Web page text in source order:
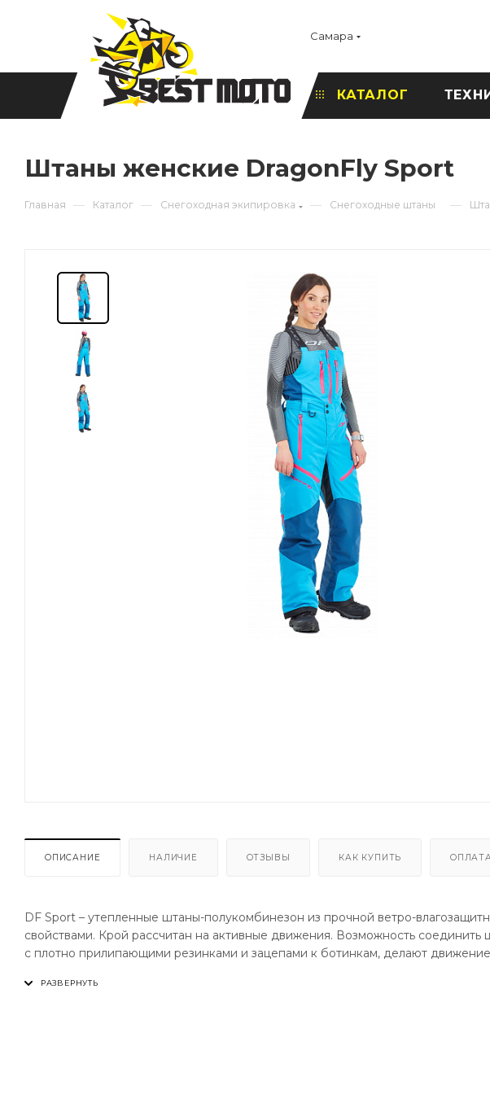
Самара
КАТАЛОГ
Штаны женские DragonFly Sport
Главная — Каталог — Снегоходная экипировка — Снегоходные штаны —
ОПИСАНИЕ НАЛИЧИЕ ОТЗЫВЫ КАК КУПИТЬ
DF Sport – утепленные штаны-полукомбинезон из прочной ветро-
свойствами. Крой рассчитан на активные движения. Возможность
с плотно прилипающими резинками и зацепами к ботинкам, делают
Двухслойная мембранная ткань DFTEX: